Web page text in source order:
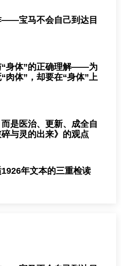
——宝马不会自己到达目
“身体”的正确理解——为
肉体”，却要在“身体”上
是医治、更新、成全自
与灵的出来》的观点
年文本的三重检读